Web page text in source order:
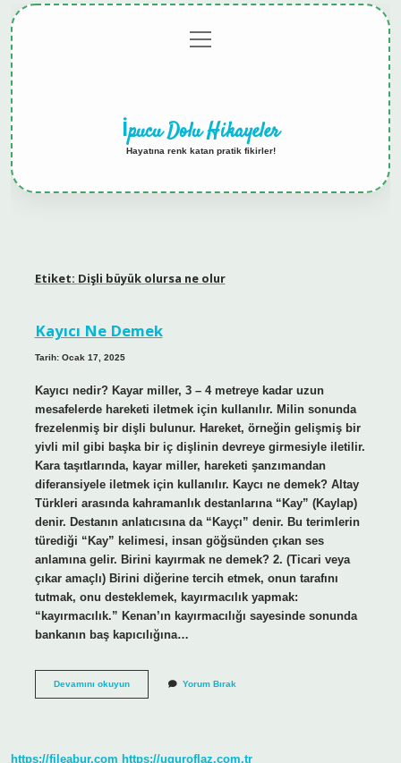
menüyü
aç
İpucu Dolu Hikayeler
Hayatına renk katan pratik fikirler!
Etiket: Dişli büyük olursa ne olur
Kayıcı Ne Demek
Tarih: Ocak 17, 2025
Kayıcı nedir? Kayar miller, 3 – 4 metreye kadar uzun
mesafelerde hareketi iletmek için kullanılır. Milin sonunda
frezelenmiş bir dişli bulunur. Hareket, örneğin gelişmiş bir
yivli mil gibi başka bir iç dişlinin devreye girmesiyle iletilir.
Kara taşıtlarında, kayar miller, hareketi şanzımandan
diferansiyele iletmek için kullanılır. Kaycı ne demek? Altay
Türkleri arasında kahramanlık destanlarına “Kay” (Kaylap)
denir. Destanın anlatıcısına da “Kayçı” denir. Bu terimlerin
türediği “Kay” kelimesi, insan göğsünden çıkan ses
anlamına gelir. Birini kayırmak ne demek? 2. (Ticari veya
çıkar amaçlı) Birini diğerine tercih etmek, onun tarafını
tutmak, onu desteklemek, kayırmacılık yapmak:
“kayırmacılık.” Kenan’ın kayırmacılığı sayesinde sonunda
bankanın baş kapıcılığına…
Devamını okuyunKayıcı
Yorum Bırak
https://fileabur.com https://uguroflaz.com.tr